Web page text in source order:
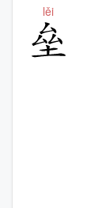
垒
lěi